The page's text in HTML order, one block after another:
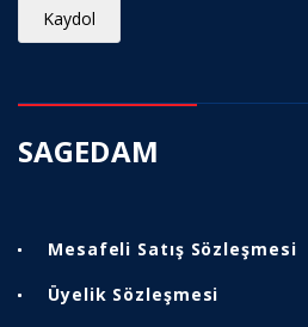
SAGEDAM
Mesafeli Satış Sözleşmesi
Üyelik Sözleşmesi